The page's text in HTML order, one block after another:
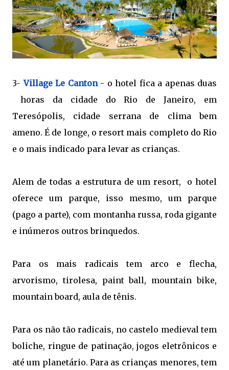
3- Village Le Canton- o hotel fica a apenas duas
horas da cidade do Rio de Janeiro, em
Teresópolis, cidade serrana de clima bem
ameno. É de longe, o resort mais completo do Rio
e o mais indicado para levar as crianças.
Alem de todas a estrutura de um resort, o hotel
oferece um parque, isso mesmo, um parque
(pago a parte), com montanha russa, roda gigante
e inúmeros outros brinquedos.
Para os mais radicais tem arco e flecha,
arvorismo, tirolesa, paint ball, mountain bike,
mountain board, aula de tênis.
Para os não tão radicais, no castelo medieval tem
boliche, ringue de patinação, jogos eletrônicos e
até um planetário. Para as crianças menores, tem